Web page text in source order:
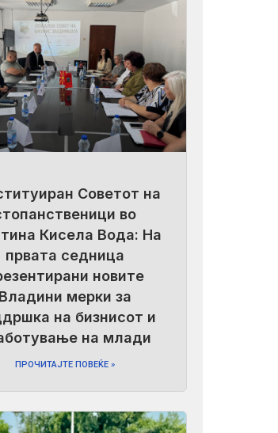
Советот на
во
Кисела Вода: На
првата седница
новите
Владини мерки за
на бизнисот и
на млади
ПРОЧИТАЈТЕ ПОВЕЌЕ »